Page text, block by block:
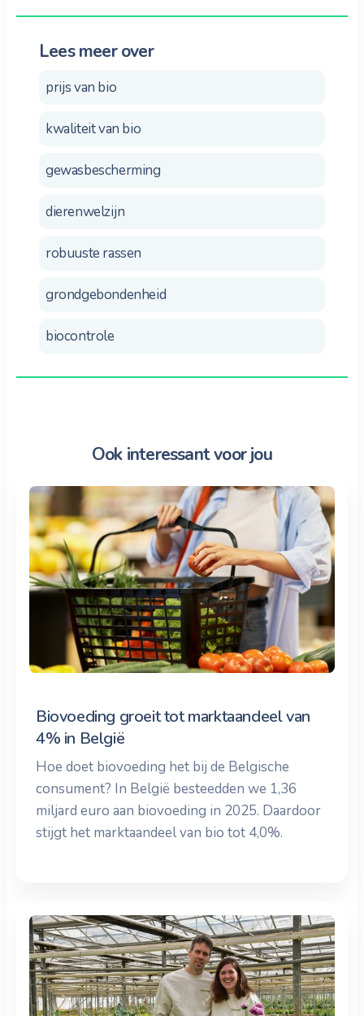
Lees meer over
prijs van bio
kwaliteit van bio
gewasbescherming
dierenwelzijn
robuuste rassen
grondgebondenheid
biocontrole
Ook interessant voor jou
Biovoeding groeit tot marktaandeel van
4% in België
Hoe doet biovoeding het bij de Belgische
consument? In België besteedden we 1,36
miljard euro aan biovoeding in 2025. Daardoor
stijgt het marktaandeel van bio tot 4,0%.